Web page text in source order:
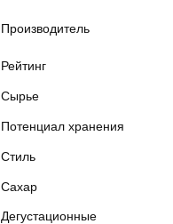
Производитель
Рейтинг
Сырье
Потенциал хранения
Стиль
Сахар
Дегустационные